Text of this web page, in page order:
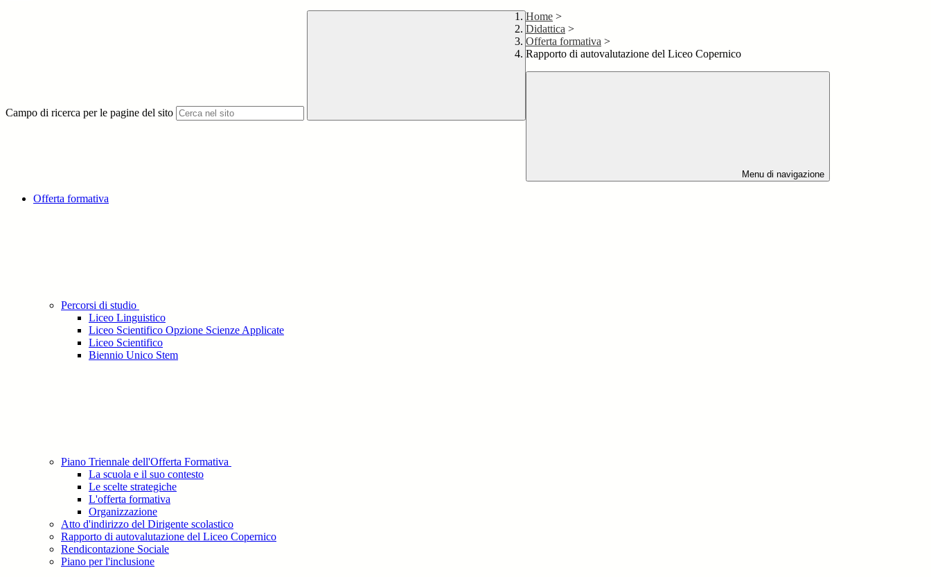
Campo di ricerca per le pagine del sito
Home >
Didattica >
Offerta formativa >
Rapporto di autovalutazione del Liceo Copernico
Menu di navigazione
Offerta formativa
Percorsi di studio
Liceo Linguistico
Liceo Scientifico Opzione Scienze Applicate
Liceo Scientifico
Biennio Unico Stem
Piano Triennale dell'Offerta Formativa
La scuola e il suo contesto
Le scelte strategiche
L'offerta formativa
Organizzazione
Atto d'indirizzo del Dirigente scolastico
Rapporto di autovalutazione del Liceo Copernico
Rendicontazione Sociale
Piano per l'inclusione